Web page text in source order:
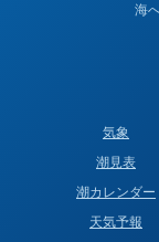
海
気象
潮見表
潮カレンダー
天気予報